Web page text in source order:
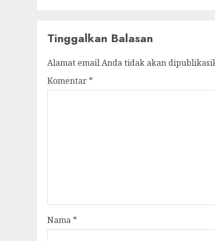
Tinggalkan Balasan
Alamat email Anda tidak akan
Komentar *
Nama *